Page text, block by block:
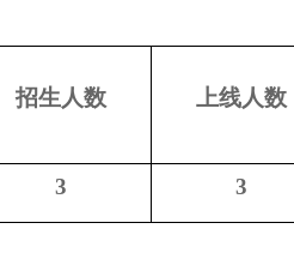
招生人数 上线人数
3 3